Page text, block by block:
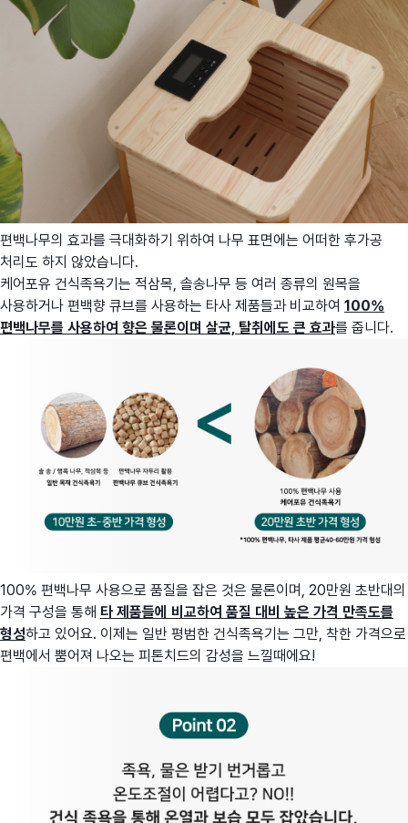
편백나무의 효과를 극대화하기 위하여 나무 표면에는 어떠한 후가공
처리도 하지 않았습니다.
케어포유 건식족욕기는 적삼목, 솔송나무 등 여러 종류의 원목을
사용하거나 편백향 큐브를 사용하는 타사 제품들과 비교하여 100%
편백나무를 사용하여 향은 물론이며 살균, 탈취에도 큰 효과를 줍니다.
100% 편백나무 사용으로 품질을 잡은 것은 물론이며, 20만원 초반대의
가격 구성을 통해 타 제품들에 비교하여 품질 대비 높은 가격 만족도를
형성하고 있어요. 이제는 일반 평범한 건식족욕기는 그만, 착한 가격으로
편백에서 뿜어져 나오는 피톤치드의 감성을 느낄때에요!